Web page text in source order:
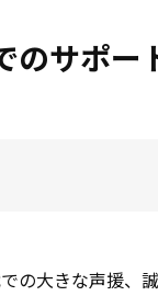
のサポー
の大きな声援、